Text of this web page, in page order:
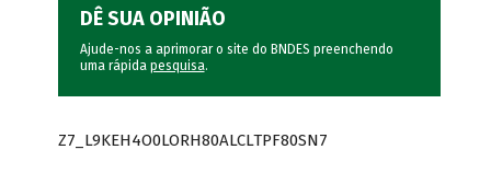
DÊ SUA OPINIÃO
Ajude-nos a aprimorar o site do BNDES preenchendo
uma rápida pesquisa.
Z7_L9KEH4O0LORH80ALCLTPF80SN7